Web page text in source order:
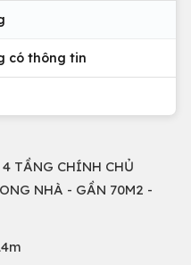
có thông tin
TẦNG CHÍNH CHỦ
NHÀ - GẦN 70M2 -